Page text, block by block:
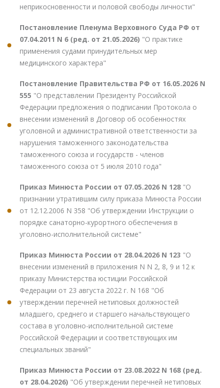
неприкосновенности и половой свободы личности"
Постановление Пленума Верховного Суда РФ от
07.04.2011 N 6 (ред. от 21.05.2026) "О практике
применения судами принудительных мер
медицинского характера"
Постановление Правительства РФ от 16.05.2026 N
555 "О представлении Президенту Российской
Федерации предложения о подписании Протокола о
внесении изменений в Договор об особенностях
уголовной и административной ответственности за
нарушения таможенного законодательства
таможенного союза и государств - членов
таможенного союза от 5 июля 2010 года"
Приказ Минюста России от 07.05.2026 N 128 "О
признании утратившим силу приказа Минюста России
от 12.12.2006 N 358 "Об утверждении Инструкции о
порядке санаторно-курортного обеспечения в
уголовно-исполнительной системе"
Приказ Минюста России от 28.04.2026 N 123 "О
внесении изменений в приложения N N 2, 8, 9 и 12 к
приказу Министерства юстиции Российской
Федерации от 23 августа 2022 г. N 168 "Об
утверждении перечней нетиповых должностей
младшего, среднего и старшего начальствующего
состава в уголовно-исполнительной системе
Российской Федерации и соответствующих им
специальных званий"
Приказ Минюста России от 23.08.2022 N 168 (ред.
от 28.04.2026) "Об утверждении перечней нетиповых